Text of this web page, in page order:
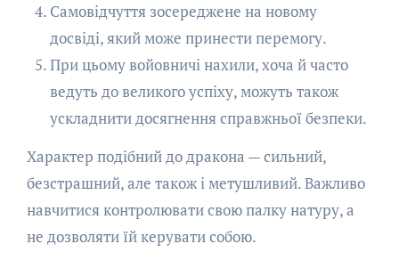
Самовідчуття зосереджене на новому
досвіді, який може принести перемогу.
При цьому войовничі нахили, хоча й часто
ведуть до великого успіху, можуть також
ускладнити досягнення справжньої безпеки.
Характер подібний до дракона — сильний,
безстрашний, але також і метушливий. Важливо
навчитися контролювати свою палку натуру, а
не дозволяти їй керувати собою.